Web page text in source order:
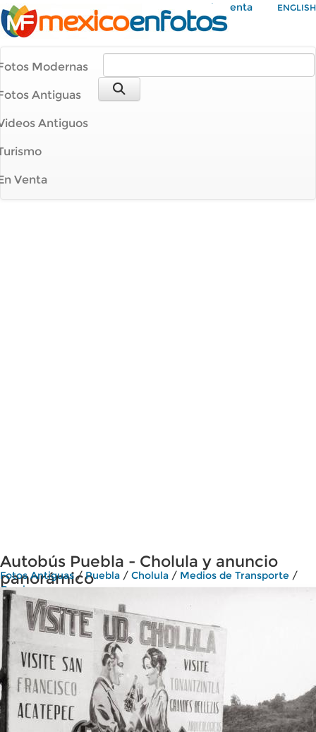
Mi Cuenta ENGLISH
Modernas
Antiguas
Antiguos
Venta
Autobús Puebla - Cholula y anuncio
panorámico
Fotos Antiguas/Puebla / Cholula / Medios de Transporte /
Camiones